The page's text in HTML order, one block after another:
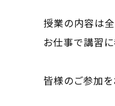
授業の内容は全
お仕事で講習
皆様のご参加を